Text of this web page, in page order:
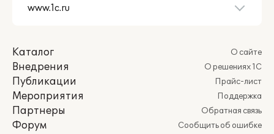
Каталог
Внедрения
Публикации
Мероприятия
Партнеры
Форум
О сайте
О решениях 1С
Прайс-лист
Поддержка
Обратная связь
Сообщить об ошибке